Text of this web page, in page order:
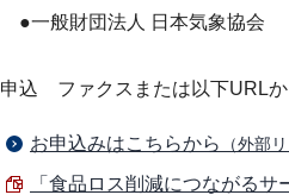
●一般財団法人 日本気象協会
申込 ファクスまたは以下URLか
お申込みはこちらから （外部
「食品ロス削減につながる